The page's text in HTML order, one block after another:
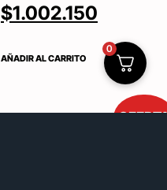
$1.002.150
AÑADIR AL CARRITO
0